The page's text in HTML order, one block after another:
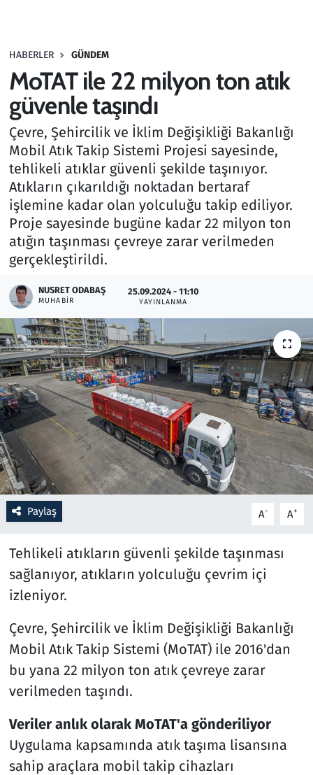
HABERLER GÜNDEM
MoTAT ile 22 milyon ton atık
güvenle taşındı
Çevre, Şehircilik ve İklim Değişikliği Bakanlığı
Mobil Atık Takip Sistemi Projesi sayesinde,
tehlikeli atıklar güvenli şekilde taşınıyor.
Atıkların çıkarıldığı noktadan bertaraf
işlemine kadar olan yolculuğu takip ediliyor.
Proje sayesinde bugüne kadar 22 milyon ton
atığın taşınması çevreye zarar verilmeden
gerçekleştirildi.
NUSRET ODABAŞ
MUHABIR
25.09.2024 - 11:10
YAYINLANMA
Paylaş A- A+
Tehlikeli atıkların güvenli şekilde taşınması
sağlanıyor, atıkların yolculuğu çevrim içi
izleniyor.
Çevre, Şehircilik ve İklim Değişikliği Bakanlığı
Mobil Atık Takip Sistemi (MoTAT) ile 2016'dan
bu yana 22 milyon ton atık çevreye zarar
verilmeden taşındı.
Veriler anlık olarak MoTAT'a gönderiliyor
Uygulama kapsamında atık taşıma lisansına
sahip araçlara mobil takip cihazları
Haber
Kültür Sanat
Kurumsal Haberler
Lezzet Durağı
Memur ve Kamu
Otomobil
Resmi İlanlar
Rüya Tabirleri
Sağlık
Savunma Sanayi
Seçim 2023
Spor
Teknoloji ve Bilim
Televizyon